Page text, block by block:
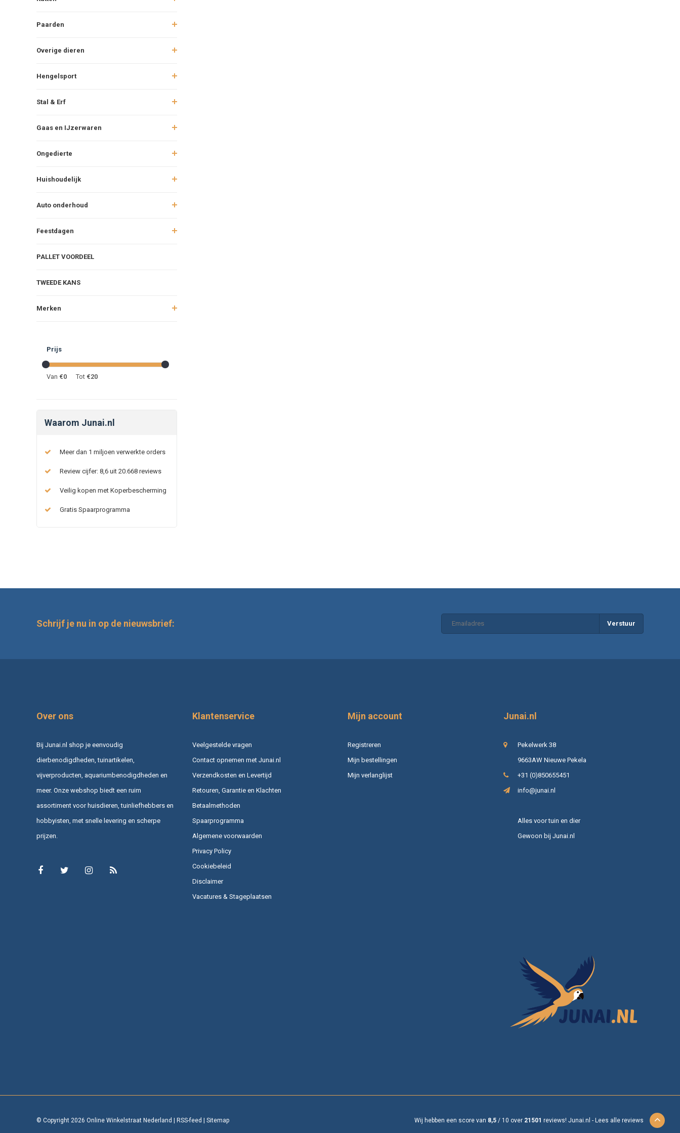
Paarden
Overige dieren
Hengelsport
Stal & Erf
Gaas en IJzerwaren
Ongedierte
Huishoudelijk
Auto onderhoud
Feestdagen
PALLET VOORDEEL
TWEEDE KANS
Merken
Prijs
Van €0 Tot €20
Waarom Junai.nl
Meer dan 1 miljoen verwerkte orders
Review cijfer: 8,6 uit 20.668 reviews
Veilig kopen met Koperbescherming
Gratis Spaarprogramma
Schrijf je nu in op de nieuwsbrief: Verstuur
Over ons
Bij Junai.nl shop je eenvoudig
dierbenodigdheden, tuinartikelen,
vijverproducten, aquariumbenodigdheden en
meer. Onze webshop biedt een ruim
assortiment voor huisdieren, tuinliefhebbers en
hobbyisten, met snelle levering en scherpe
prijzen.
Klantenservice
Veelgestelde vragen
Contact opnemen met Junai.nl
Verzendkosten en Levertijd
Retouren, Garantie en Klachten
Betaalmethoden
Spaarprogramma
Algemene voorwaarden
Privacy Policy
Cookiebeleid
Disclaimer
Vacatures & Stageplaatsen
Mijn account
Registreren
Mijn bestellingen
Mijn verlanglijst
Junai.nl
Pekelwerk 38
9663AW Nieuwe Pekela
+31 (0)850655451
info@junai.nl
Alles voor tuin en dier
Gewoon bij Junai.nl
© Copyright 2026 Online Winkelstraat Nederland | RSS-feed | Sitemap Wij hebben een score van 8,5 / 10 over 21501 reviews! Junai.nl - Lees alle reviews